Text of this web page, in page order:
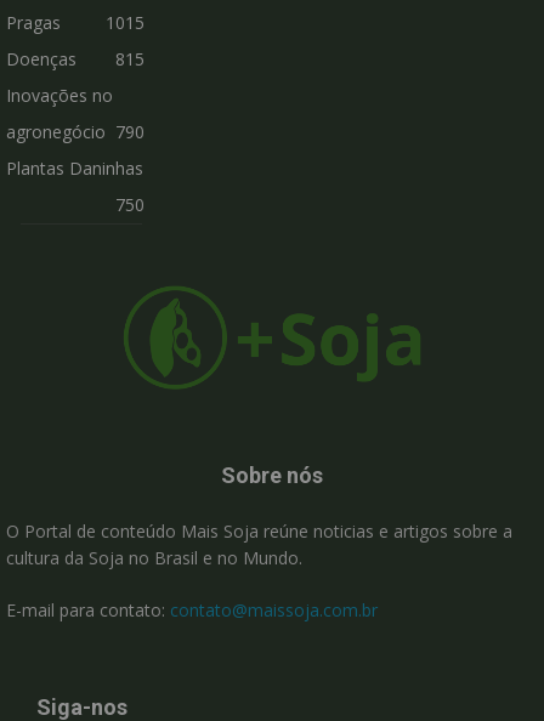
Pragas
1015
Doenças
815
Inovações no
agronegócio 790
Plantas Daninhas
750
Sobre nós
O Portal de conteúdo Mais Soja reúne noticias e artigos sobre a
cultura da Soja no Brasil e no Mundo.
E-mail para contato: contato@maissoja.com.br
Siga-nos